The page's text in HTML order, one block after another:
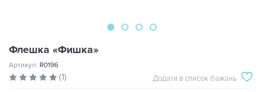
Флешка «Фишка»
Артикул: R0196
(1) Додати в список бажань